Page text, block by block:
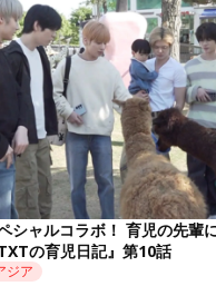
シャルコラボ！ 育児の先輩
の育児日記』第10話
ジア